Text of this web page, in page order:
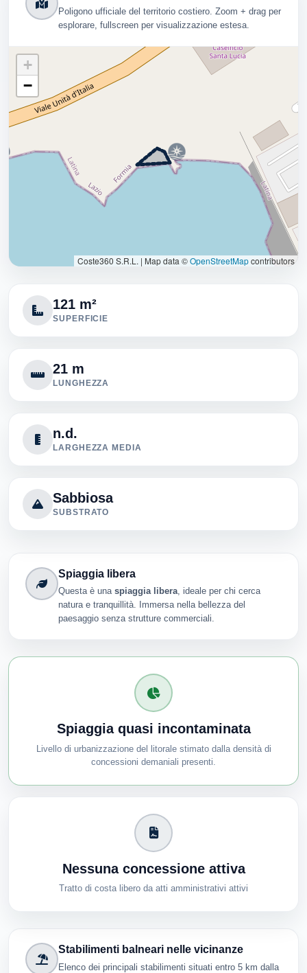
Poligono ufficiale del territorio costiero. Zoom + drag per
esplorare, fullscreen per visualizzazione estesa.
+
−
Coste360 S.R.L. | Map data ©OpenStreetMapcontributors
121 m²
SUPERFICIE
21 m
LUNGHEZZA
n.d.
LARGHEZZA MEDIA
Sabbiosa
SUBSTRATO
Spiaggia libera
Questa è una spiaggia libera, ideale per chi cerca
natura e tranquillità. Immersa nella bellezza del
paesaggio senza strutture commerciali.
Spiaggia quasi incontaminata
Livello di urbanizzazione del litorale stimato dalla densità di
concessioni demaniali presenti.
Nessuna concessione attiva
Tratto di costa libero da atti amministrativi attivi
Stabilimenti balneari nelle vicinanze
Elenco dei principali stabilimenti situati entro 5 km dalla